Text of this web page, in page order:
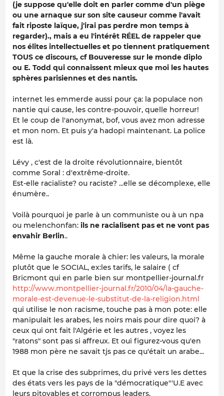
(je suppose qu'elle doit en parler comme d'un piège
ou une arnaque sur son site causeur comme l'avait
fait riposte laïque, j'irai pas perdre mon temps à
regarder)., mais a eu l'intérêt RÉEL de rappeler que
nos élites intellectuelles et po tiennent pratiquement
TOUS ce discours, cf Bouveresse sur le monde diplo
ou E. Todd qui connaissent mieux que moi les hautes
sphères parisiennes et des nantis.
internet les emmerde aussi pour ça: la populace non
nantie qui cause, les contre-pouvoir, quelle horreur!
Et le coup de l'anonymat, bof, vous avez mon adresse
et mon nom. Et puis y'a hadopi maintenant. La police
est là.
Lévy , c'est de la droite révolutionnaire, bientôt
comme Soral : d'extrême-droite.
Est-elle racialiste? ou raciste? ...elle se décomplexe, elle
énumère..
Voilà pourquoi je parle à un communiste ou à un npa
ou melenchonfan: ils ne racialisent pas et ne vont pas
envahir Berlin..
Même la gauche morale à chier: les valeurs, la morale
plutôt que le SOCIAL, ex:les tarifs, le salaire ( cf
Bricmont qui en parle bien sur montpellier-journal.fr
http://www.montpellier-journal.fr/2010/04/la-gauche-
morale-est-devenue-le-substitut-de-la-religion.html
qui utilise le non racisme, touche pas à mon pote: elle
manipulait les arabes, les noirs mais pour dire quoi? à
ceux qui ont fait l'Algérie et les autres , voyez les
"ratons" sont pas si affreux. Et oui figurez-vous qu'en
1988 mon père ne savait tjs pas ce qu'était un arabe...
Et que la crise des subprimes, du privé vers les dettes
des états vers les pays de la "démocratique"'U.E avec
leurs pitoyables et corrompus leaders,